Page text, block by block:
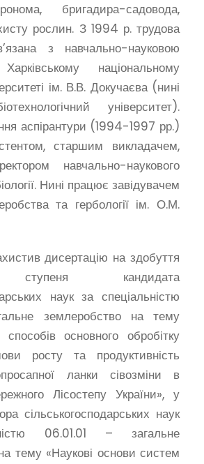
бригадира-садовода,
рослин. З 1994 р. трудова
з навчально-науковою
національному
ім. В.В. Докучаєва (нині
університет).
аспірантури (1994-1997 рр.)
старшим викладачем,
навчально-наукового
Нині працює завідувачем
та гербології ім. О.М.
дисертацію на здобуття
ступеня кандидата
наук за спеціальністю
землеробство на тему
основного обробітку
росту та продуктивність
ланки сівозміни в
Лісостепу України», у
сільськогосподарських наук
06.01.01 – загальне
тему «Наукові основи систем